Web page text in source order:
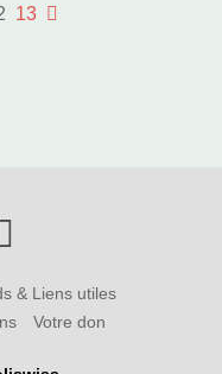
13
& Liens utiles
Votre don